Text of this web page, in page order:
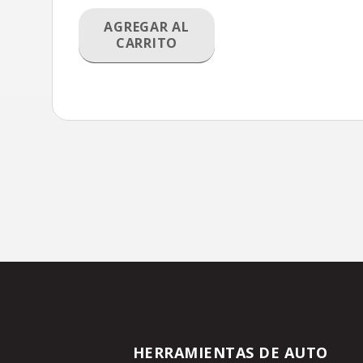
AGREGAR AL
CARRITO
HERRAMIENTAS DE AUTO